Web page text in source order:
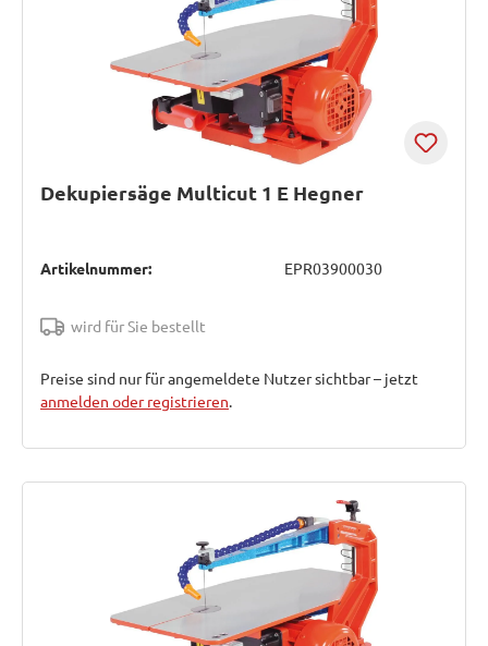
Dekupiersäge Multicut 1 E Hegner
Artikelnummer: EPR03900030
wird für Sie bestellt
Preise sind nur für angemeldete Nutzer sichtbar – jetzt
anmelden oder registrieren.